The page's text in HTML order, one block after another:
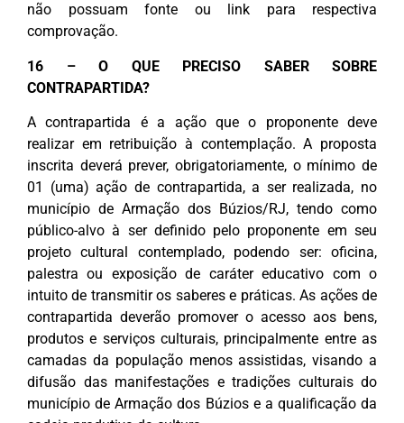
não possuam fonte ou link para respectiva
comprovação.
16 – O QUE PRECISO SABER SOBRE
CONTRAPARTIDA?
A contrapartida é a ação que o proponente deve
realizar em retribuição à contemplação. A proposta
inscrita deverá prever, obrigatoriamente, o mínimo de
01 (uma) ação de contrapartida, a ser realizada, no
município de Armação dos Búzios/RJ, tendo como
público-alvo à ser definido pelo proponente em seu
projeto cultural contemplado, podendo ser: oficina,
palestra ou exposição de caráter educativo com o
intuito de transmitir os saberes e práticas. As ações de
contrapartida deverão promover o acesso aos bens,
produtos e serviços culturais, principalmente entre as
camadas da população menos assistidas, visando a
difusão das manifestações e tradições culturais do
município de Armação dos Búzios e a qualificação da